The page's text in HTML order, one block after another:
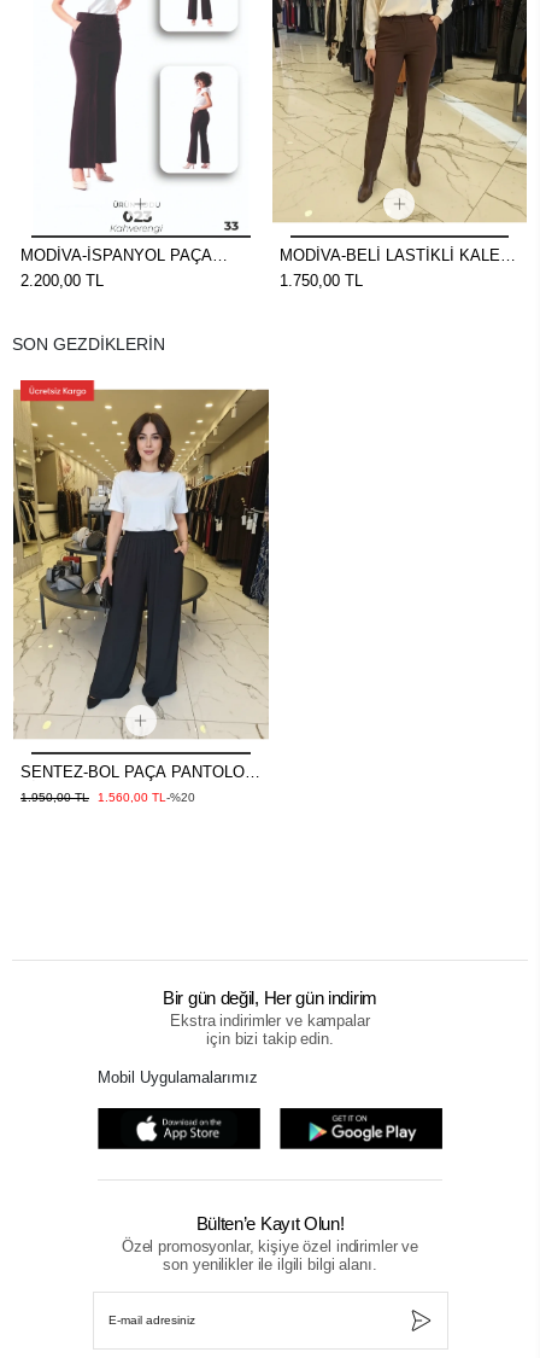
MODİVA-İSPANYOL PAÇA
PANTOLON KAHVE
2.200,00 TL
MODİVA-BELİ LASTİKLİ KALEM
PANTOLON KAHVE
1.750,00 TL
SON GEZDİKLERİN
SENTEZ-BOL PAÇA PANTOLON
SİYAH
1.950,00 TL 1.560,00 TL -%20
Bir gün değil, Her gün indirim
Ekstra indirimler ve kampalar
için bizi takip edin.
Mobil Uygulamalarımız
Bülten’e Kayıt Olun!
Özel promosyonlar, kişiye özel indirimler ve
son yenilikler ile ilgili bilgi alanı.